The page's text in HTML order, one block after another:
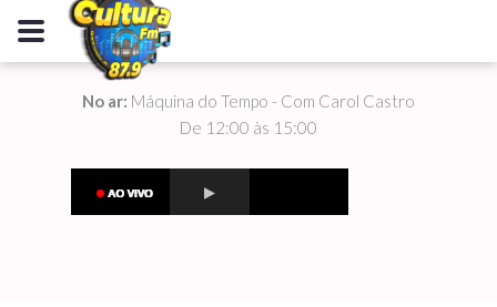
No ar: Máquina do Tempo - Com Carol Castro
De 12:00 às 15:00